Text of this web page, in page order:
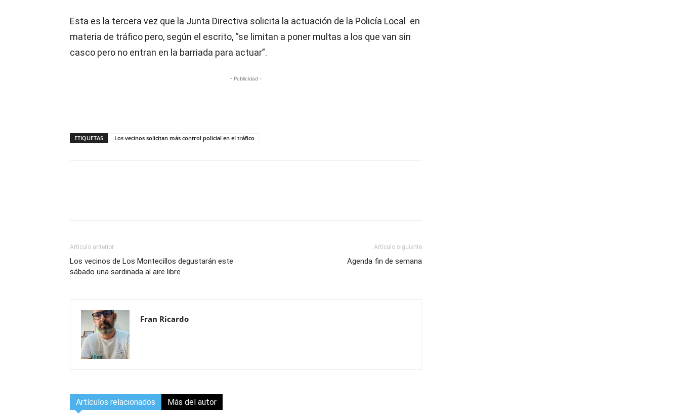
Esta es la tercera vez que la Junta Directiva solicita la actuación de la Policía Local en
materia de tráfico pero, según el escrito, “se limitan a poner multas a los que van sin
casco pero no entran en la barriada para actuar”.
- Publicidad -
ETIQUETAS Los vecinos solicitan más control policial en el tráfico
Artículo anterior
Los vecinos de Los Montecillos degustarán este
sábado una sardinada al aire libre
Artículo siguiente
Agenda fin de semana
Fran Ricardo
Artículos relacionados Más del autor